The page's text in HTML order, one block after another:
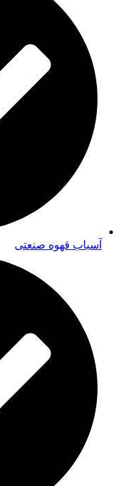
آسیاب قهوه صنعتی